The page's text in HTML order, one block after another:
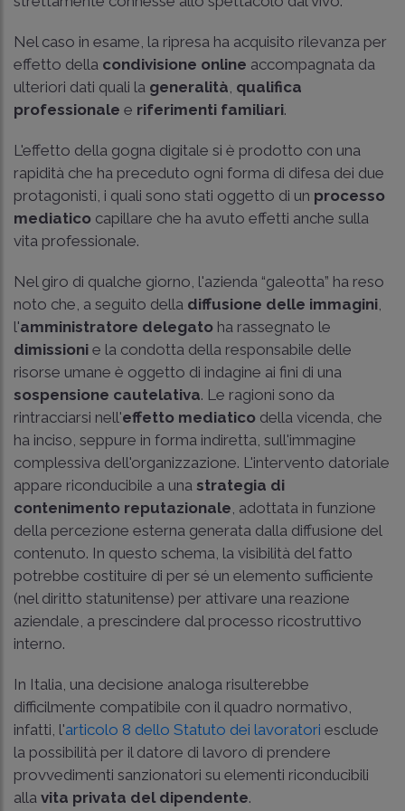
Nel caso in esame, la ripresa ha acquisito rilevanza per
effetto della condivisione online accompagnata da
ulteriori dati quali la generalità qualifica
professionale e riferimenti familiari.
L'effetto della gogna digitale si è prodotto con una
rapidità che ha preceduto ogni forma di difesa dei due
protagonisti, i quali sono stati oggetto di un processo
mediatico capillare che ha avuto effetti anche sulla
vita professionale.
Nel giro di qualche giorno, l'azienda “galeotta” ha reso
noto che, a seguito della diffusione delle immagini
l'amministratore delegato ha rassegnato le
dimissioni e la condotta della responsabile delle
risorse umane è oggetto di indagine ai fini di una
sospensione cautelativa. Le ragioni sono da
rintracciarsi nell'effetto mediatico della vicenda, che
ha inciso, seppure in forma indiretta, sull'immagine
complessiva dell'organizzazione. L'intervento datoriale
appare riconducibile a una strategia di
contenimento reputazionale , adottata in funzione
della percezione esterna generata dalla diffusione del
contenuto. In questo schema, la visibilità del fatto
potrebbe costituire di per sé un elemento sufficiente
(nel diritto statunitense) per attivare una reazione
aziendale, a prescindere dal processo ricostruttivo
interno.
In Italia, una decisione analoga risulterebbe
difficilmente compatibile con il quadro normativo,
infatti, l'articolo 8 dello Statuto dei lavoratori esclude
la possibilità per il datore di lavoro di prendere
provvedimenti sanzionatori su elementi riconducibili
alla vita privata del dipendente.